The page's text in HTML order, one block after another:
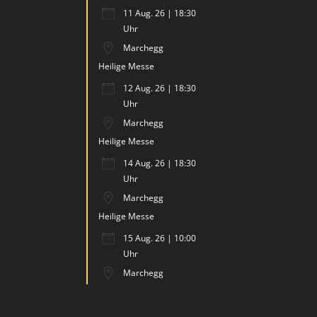
11 Aug. 26 | 18:30
Uhr
Marchegg
Heilige Messe
12 Aug. 26 | 18:30
Uhr
Marchegg
Heilige Messe
14 Aug. 26 | 18:30
Uhr
Marchegg
Heilige Messe
15 Aug. 26 | 10:00
Uhr
Marchegg